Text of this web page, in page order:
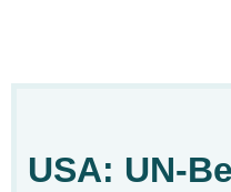
USA: UN-